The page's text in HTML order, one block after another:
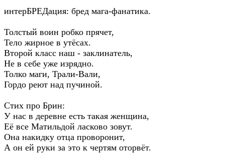
интерБРЕДация: бред мага-фанатика.
Толстый воин робко прячет,
Тело жирное в утёсах.
Второй класс наш - заклинатель,
Не в себе уже изрядно.
Толко маги, Трали-Вали,
Гордо реют над пучиной.
Стих про Брин:
У нас в деревне есть такая женщина,
Её все Матильдой ласково зовут.
Она накидку отца проворонит,
А он ей руки за это к чертям оторвёт.